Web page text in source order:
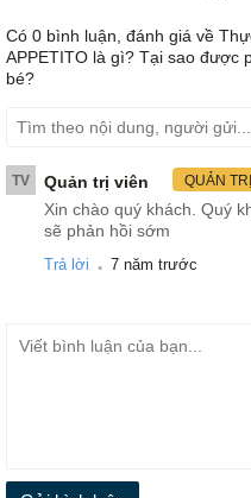
Có 0 bình luận, đánh giá về
APPETITO là gì? Tại sao được
bé?
TV Quản trị viên QUẢN
Xin chào quý khách. Quý
sẽ phản hồi sớm
Trả lời . 7 năm trước